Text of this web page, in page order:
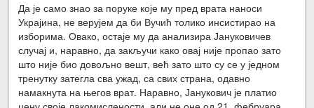
Да је само знао за поруке које му пред врата наноси
Украјина, не верујем да би Вучић толико инсистирао на
изборима. Овако, остаје му да анализира Јануковичев
случај и, наравно, да закључи како овај није пропао зато
што није био довољно вешт, већ зато што су се у једном
тренутку затегла сва ужад, са свих страна, одавно
намакнута на његов врат. Наравно, Јанукович је платио